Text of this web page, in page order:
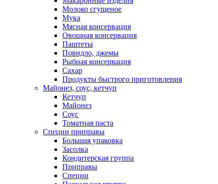
Молоко сгущеное
Мука
Мясная консервация
Овощная консервация
Паштеты
Повидло, джемы
Рыбная консервация
Сахар
Продукты быстрого приготовления
Майонез, соус, кетчуп
Кетчуп
Майонез
Соус
Томатная паста
Специи приправы
Большая упаковка
Засолка
Кондитерская группа
Приправы
Специи